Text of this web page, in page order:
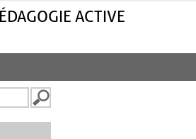
ACTIVE